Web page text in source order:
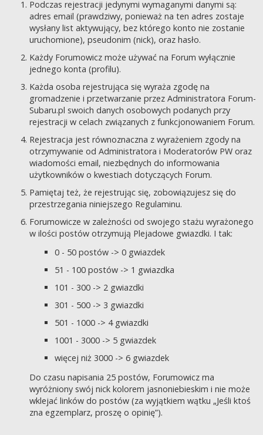
Podczas rejestracji jedynymi wymaganymi danymi są:
adres email (prawdziwy, ponieważ na ten adres zostaje
wysłany list aktywujący, bez którego konto nie zostanie
uruchomione), pseudonim (nick), oraz hasło.
Każdy Forumowicz może używać na Forum wyłącznie
jednego konta (profilu).
Każda osoba rejestrująca się wyraża zgodę na
gromadzenie i przetwarzanie przez Administratora Forum-
Subaru.pl swoich danych osobowych podanych przy
rejestracji w celach związanych z funkcjonowaniem Forum.
Rejestracja jest równoznaczna z wyrażeniem zgody na
otrzymywanie od Administratora i Moderatorów PW oraz
wiadomości email, niezbędnych do informowania
użytkowników o kwestiach dotyczących Forum.
Pamiętaj też, że rejestrując się, zobowiązujesz się do
przestrzegania niniejszego Regulaminu.
Forumowicze w zależności od swojego stażu wyrażonego
w ilości postów otrzymują Plejadowe gwiazdki. I tak:
0 - 50 postów -> 0 gwiazdek
51 - 100 postów -> 1 gwiazdka
101 - 300 -> 2 gwiazdki
301 - 500 -> 3 gwiazdki
501 - 1000 -> 4 gwiazdki
1001 - 3000 -> 5 gwiazdek
więcej niż 3000 -> 6 gwiazdek
Do czasu napisania 25 postów, Forumowicz ma
wyróżniony swój nick kolorem jasnoniebieskim i nie może
wklejać linków do postów (za wyjątkiem wątku „Jeśli ktoś
zna egzemplarz, proszę o opinię”).